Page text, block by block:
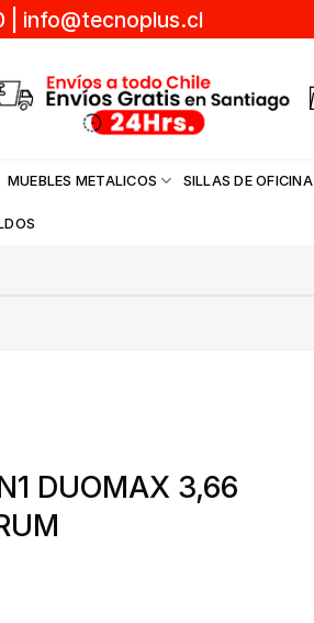
info@tecnoplus.cl
MUEBLES METALICOS SILLAS DE OFICINA
DUOMAX 3,66